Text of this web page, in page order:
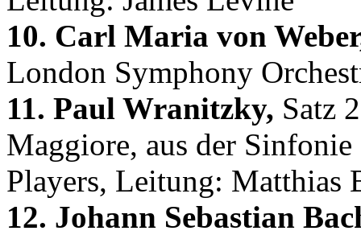
10. Carl Maria von
London Symphony
11. Paul Wranitzky, Satz
Maggiore, aus der
Players, Leitung: Matthias
12. Johann Sebastian